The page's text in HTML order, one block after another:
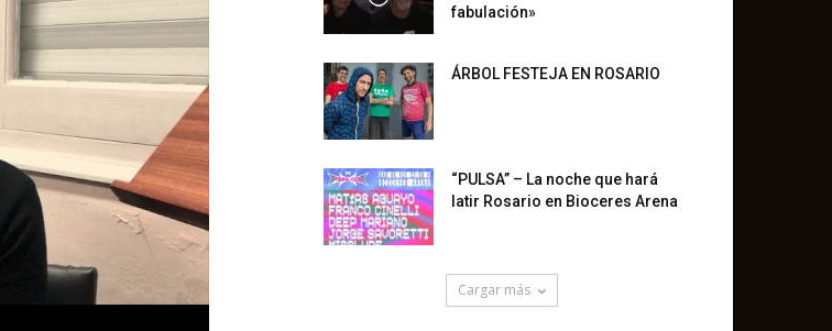
fabulación»
ÁRBOL FESTEJA EN ROSARIO
“PULSA” – La noche que hará
latir Rosario en Bioceres Arena
Cargar más